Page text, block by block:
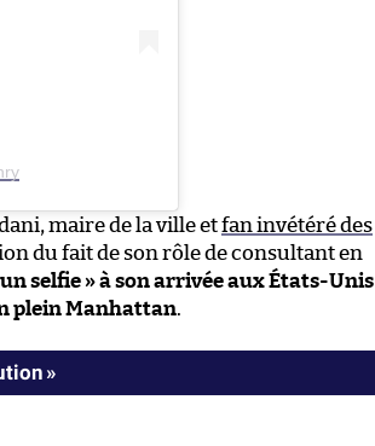
maire de la ville etfan invétéré des
du fait de son rôle de consultant en
selfie » à son arrivée aux États-Unis
plein Manhattan.
»